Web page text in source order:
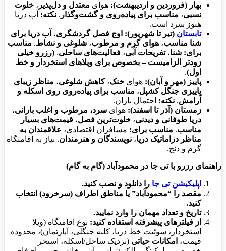
بهار (فروردین و اردیبهشت): هوای معتدل و دل‌پذیر ، خلوت
نسبی، مناسب برای پیاده‌روی و گشت‌وگذار . نکته: آب دریا
هنوز سرد است.
تابستان (تیر تا شهریور): اوج فصل گردشگری، آب دریا برای
شنا مناسب، هوای گرم و مرطوب، شلوغی و نشاط. مناسب
برای: شنا،تفریحات آبی، فعالیت‌های ساحلی. (رزرو خیلی
زودتر الزامیست – بخصوص برای ویلاهای استخردار و خط
اول).
پاییز (مهر و آبان): هوای خنک،کاهش شلوغی، مناظر زیبای
پاییزی جنگل کشپل، مناسب برای پیاده‌روی روی اسکله و
آرامش. نکته: احتمال باران.
زمستان (آذر تا اسفند): هوای سرد، مرطوب و اغلب بارانی،
دریا طوفانی و دیدنی، خلوت‌ترین فصل، قیمت‌های بسیار
مناسب. مناسب برای: مسافران اقتصادی، علاقمندان به
مناظر دراماتیک دریا، نویسندگان و هنرمندان. نیاز به اقامتگاه
گرم و دنج.
راهنمای رزرو با تی جا در محمودآباد (گام به گام)
اپلیکیشن تی جا را دانلود و نصب کنید.
مقصد را “محمودآباد” یا مناطق اطراف (سرخرود) انتخاب
کنید.
تاریخ و تعداد مهمان را وارد نمایید.
از فیلترهای پیشرفته استفاده کنید: نوع اقامتگاه (ویلا
استخردار، سوئیت خط دریا، کلبه جنگلی، آپارتمان)، محدوده
قیمت، امکانات حیاتی (نزدیک ساحل/اسکله، استخر